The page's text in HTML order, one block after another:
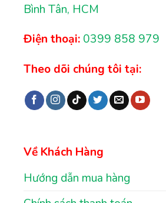
Bình Tân, HCM
Điện thoại: 0399 858 979
Theo dõi chúng tôi tại:
Về Khách Hàng
Hướng dẫn mua hàng